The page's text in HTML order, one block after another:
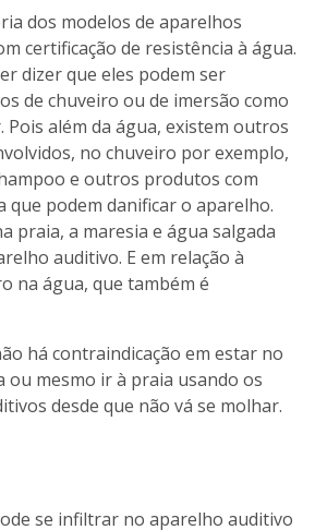
dos modelos de aparelhos
certificação de resistência à água.
dizer que eles podem ser
de chuveiro ou de imersão como
Pois além da água, existem outros
no chuveiro por exemplo,
e outros produtos com
que podem danificar o aparelho.
praia, a maresia e água salgada
auditivo. E em relação à
na água, que também é
há contraindicação em estar no
ou mesmo ir à praia usando os
desde que não vá se molhar.
se infiltrar no aparelho auditivo